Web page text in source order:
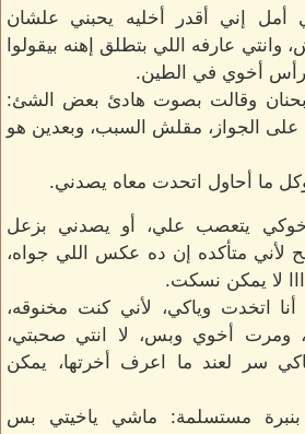
إني أقدر أخليه يحبني علشان
عارفه اللي بتطلق إهنه بيقولوا
رأس أخوي في الطين.
بحنان وقالت بصوت هادئ بعض الشئ:
الجواز، مقلش السبب، وبعدين هو
ما أحاول اتحدت معاه يصدني.
يتعصب علي، أو يصدني بزعل
لأني متأكده إن ده عكس اللي جواه،
لا يمكن نسكت.
اتخدت وياكي، لأني كنت مخنوقه،
ومرت أخوي وبس، لا انتي صحبتي،
سر لعند ما اعرف أخرتها، يمكن
بنبرة مستسلمة: ماشي ياخيتي بس